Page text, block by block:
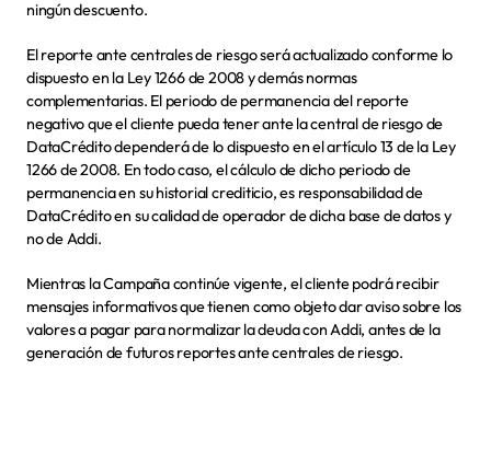
ningún descuento.
El reporte ante centrales de riesgo será actualizado conforme lo
dispuesto en la Ley 1266 de 2008 y demás normas
complementarias. El periodo de permanencia del reporte
negativo que el cliente pueda tener ante la central de riesgo de
DataCrédito dependerá de lo dispuesto en el artículo 13 de la Ley
1266 de 2008. En todo caso, el cálculo de dicho periodo de
permanencia en su historial crediticio, es responsabilidad de
DataCrédito en su calidad de operador de dicha base de datos y
no de Addi.
Mientras la Campaña continúe vigente, el cliente podrá recibir
mensajes informativos que tienen como objeto dar aviso sobre los
valores a pagar para normalizar la deuda con Addi, antes de la
generación de futuros reportes ante centrales de riesgo.